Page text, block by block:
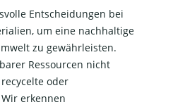
Entscheidungen bei
um eine nachhaltige
zu gewährleisten.
Ressourcen nicht
oder
erkennen